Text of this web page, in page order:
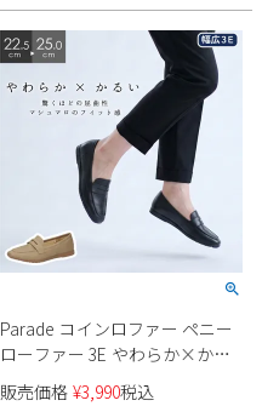
Parade コインロファー ペニー
ローファー 3E やわらか×かる
い 51117
販売価格 ¥3,990税込